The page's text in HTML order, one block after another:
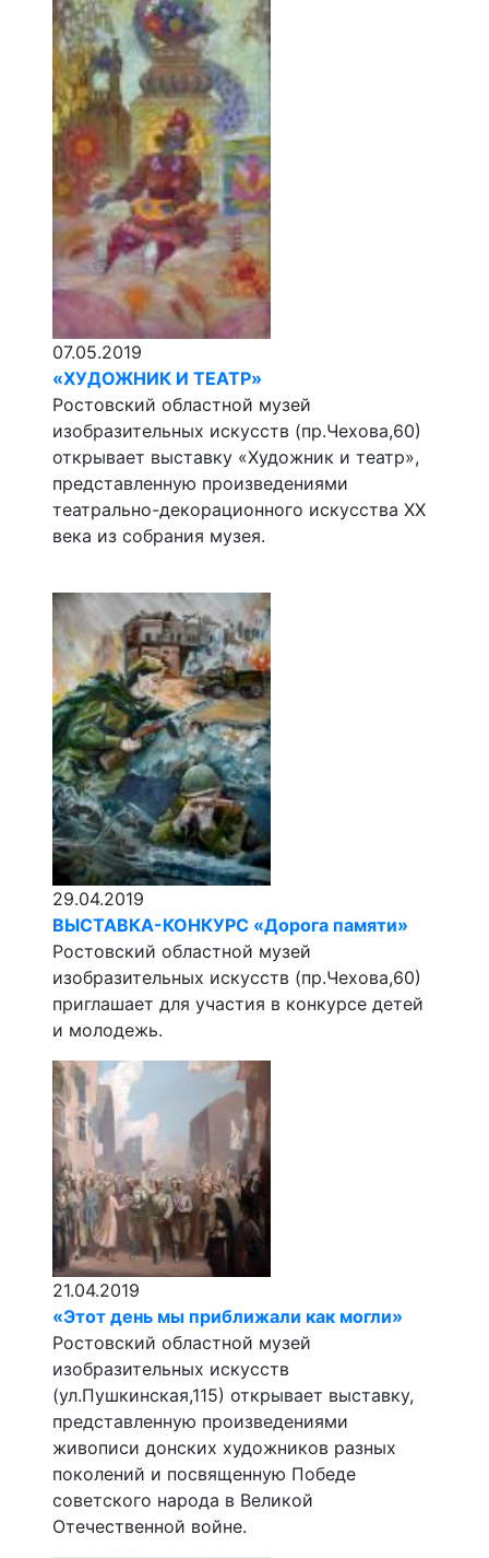
07.05.2019
«ХУДОЖНИК И ТЕАТР»
Ростовский областной музей
изобразительных искусств (пр.Чехова,60)
открывает выставку «Художник и театр»,
представленную произведениями
театрально-декорационного искусства XX
века из собрания музея.
29.04.2019
ВЫСТАВКА-КОНКУРС «Дорога памяти»
Ростовский областной музей
изобразительных искусств (пр.Чехова,60)
приглашает для участия в конкурсе детей
и молодежь.
21.04.2019
«Этот день мы приближали как могли»
Ростовский областной музей
изобразительных искусств
(ул.Пушкинская,115) открывает выставку,
представленную произведениями
живописи донских художников разных
поколений и посвященную Победе
советского народа в Великой
Отечественной войне.